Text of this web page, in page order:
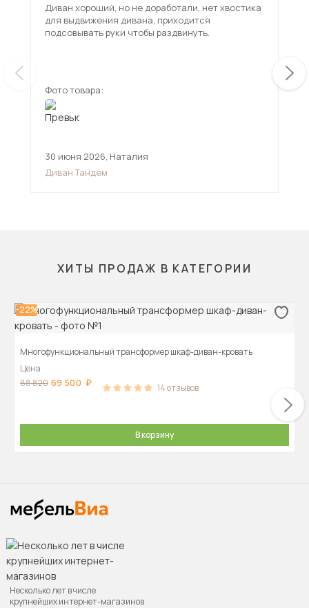
Диван хороший, но не доработали, нет хвостика
для выдвижения дивана, приходится
подсовывать руки чтобы раздвинуть.
Фото товара:
30 июня 2026, Наталия
Диван Тандем
ХИТЫ ПРОДАЖ В КАТЕГОРИИ
-22%
Многофункциональный трансформер шкаф-диван-кровать
Цена
88 820 69 500 14отзывов
В корзину
Несколько лет в числе
крупнейших интернет-магазинов